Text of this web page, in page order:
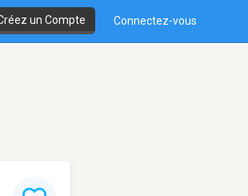
un Compte Connectez-vous